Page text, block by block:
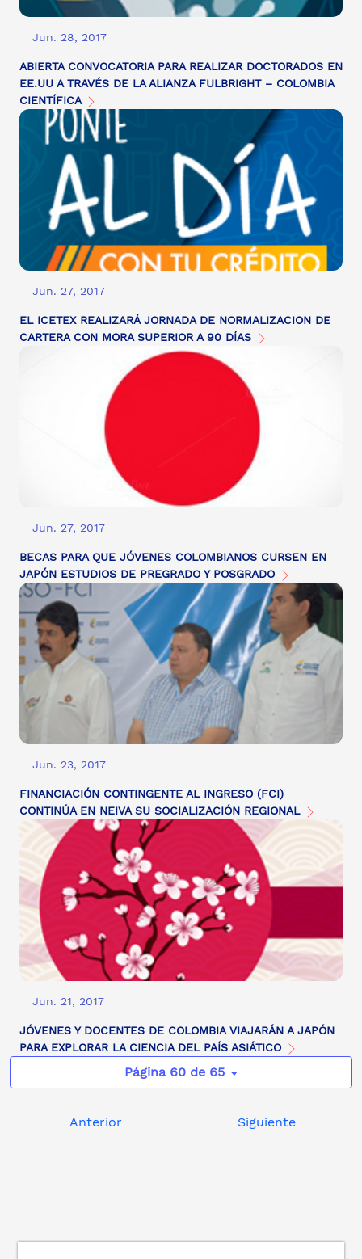
Jun. 28, 2017
ABIERTA CONVOCATORIA PARA REALIZAR DOCTORADOS EN
EE.UU A TRAVÉS DE LA ALIANZA FULBRIGHT – COLOMBIA
CIENTÍFICA
Jun. 27, 2017
EL ICETEX REALIZARÁ JORNADA DE NORMALIZACION DE
CARTERA CON MORA SUPERIOR A 90 DÍAS
Jun. 27, 2017
BECAS PARA QUE JÓVENES COLOMBIANOS CURSEN EN
JAPÓN ESTUDIOS DE PREGRADO Y POSGRADO
Jun. 23, 2017
FINANCIACIÓN CONTINGENTE AL INGRESO (FCI)
CONTINÚA EN NEIVA SU SOCIALIZACIÓN REGIONAL
Jun. 21, 2017
JÓVENES Y DOCENTES DE COLOMBIA VIAJARÁN A JAPÓN
PARA EXPLORAR LA CIENCIA DEL PAÍS ASIÁTICO
Página 60 de 65
Anterior Siguiente